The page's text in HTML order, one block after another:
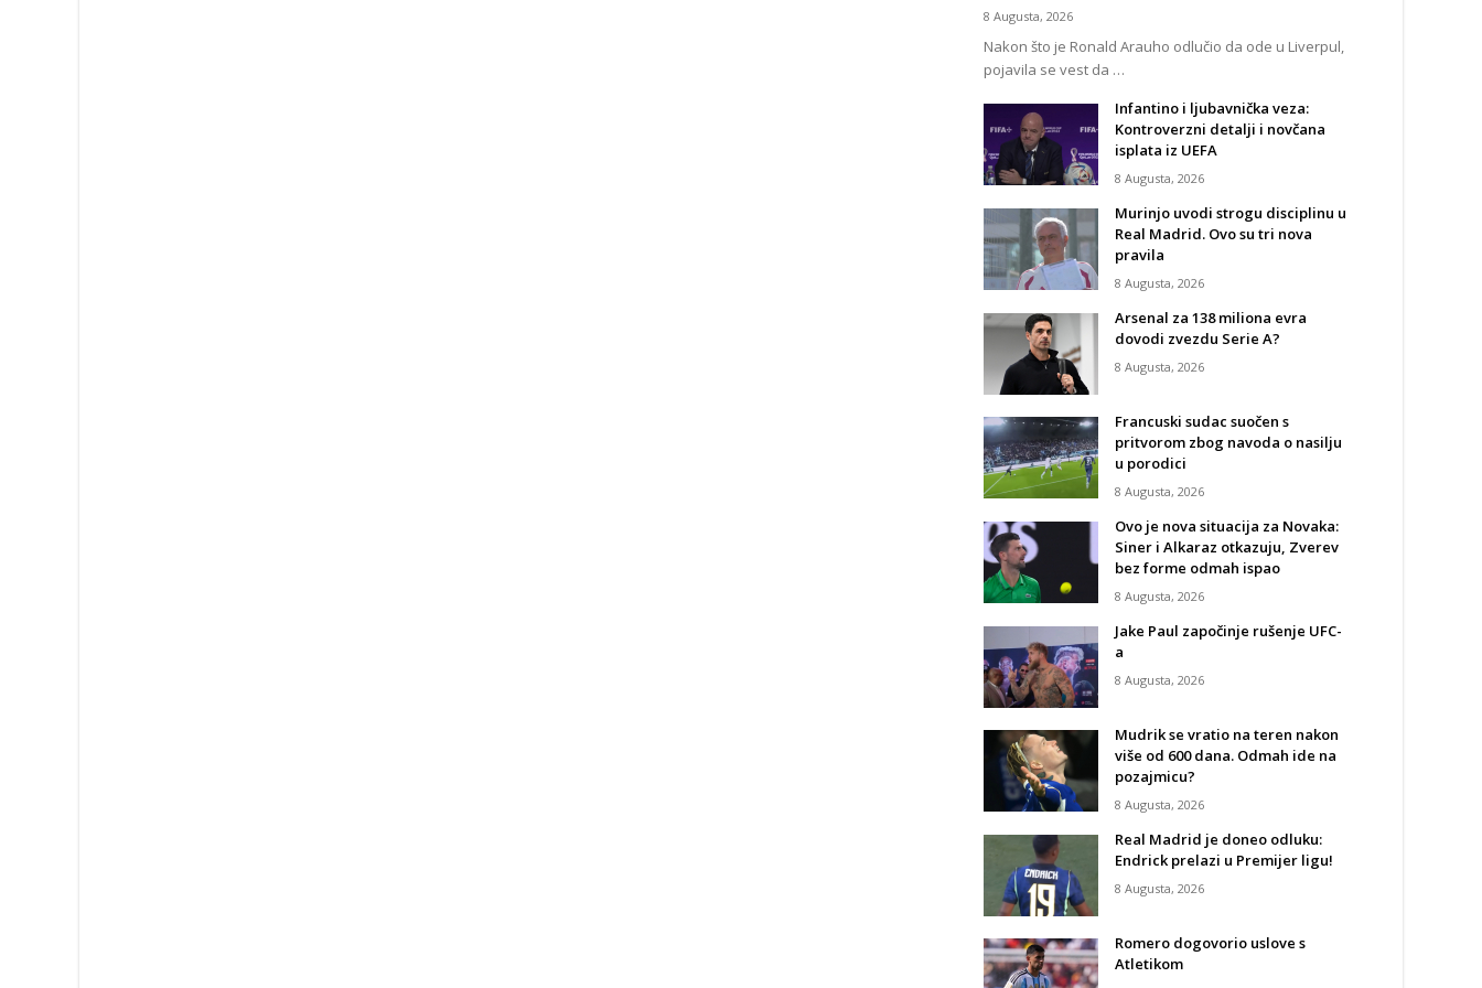
8 Augusta, 2026
Nakon što je Ronald Arauho odlučio da ode u Liverpul,
pojavila se vest da …
Infantino i ljubavnička veza:
Kontroverzni detalji i novčana
isplata iz UEFA
8 Augusta, 2026
Murinjo uvodi strogu disciplinu u
Real Madrid. Ovo su tri nova
pravila
8 Augusta, 2026
Arsenal za 138 miliona evra
dovodi zvezdu Serie A?
8 Augusta, 2026
Francuski sudac suočen s
pritvorom zbog navoda o nasilju
u porodici
8 Augusta, 2026
Ovo je nova situacija za Novaka:
Siner i Alkaraz otkazuju, Zverev
bez forme odmah ispao
8 Augusta, 2026
Jake Paul započinje rušenje UFC-
a
8 Augusta, 2026
Mudrik se vratio na teren nakon
više od 600 dana. Odmah ide na
pozajmicu?
8 Augusta, 2026
Real Madrid je doneo odluku:
Endrick prelazi u Premijer ligu!
8 Augusta, 2026
Romero dogovorio uslove s
Atletikom